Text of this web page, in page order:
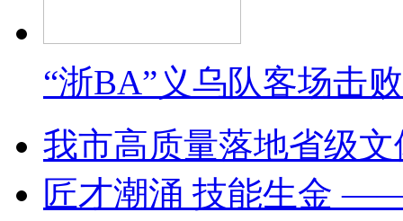
“浙BA”义乌队客场击
我市高质量落地省级
匠才潮涌 技能生金